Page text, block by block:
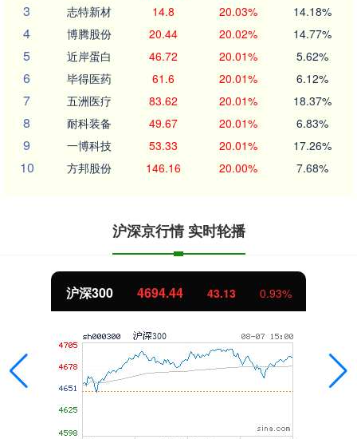
3 志特新材 14.8 20.03% 14.18%
4 博腾股份 20.44 20.02% 14.77%
5 近岸蛋白 46.72 20.01% 5.62%
6 毕得医药 61.6 20.01% 6.12%
7 五洲医疗 83.62 20.01% 18.37%
8 耐科装备 49.67 20.01% 6.83%
9 一博科技 53.33 20.01% 17.26%
10 方邦股份 146.16 20.00% 7.68%
沪深京行情 实时轮播
北证50 1134.24 11.37 1.01%